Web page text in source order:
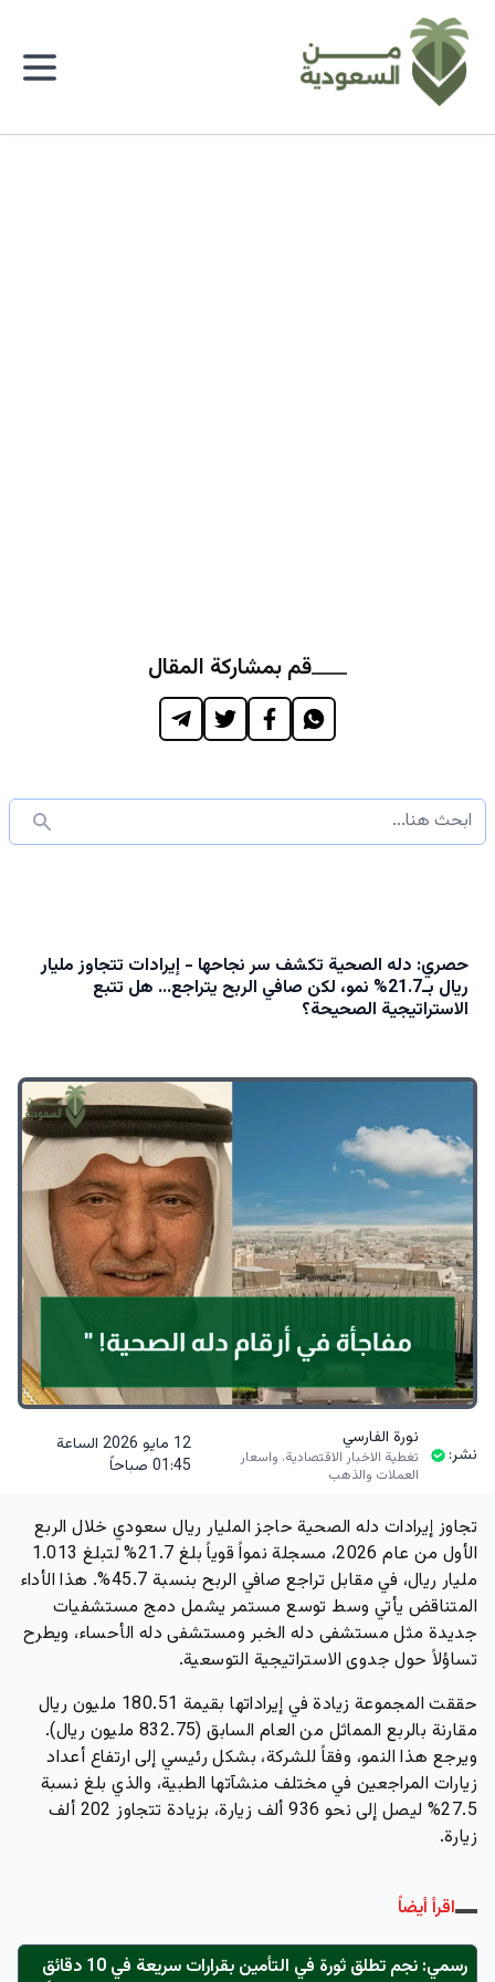
قم بمشاركة المقال
حصري: دله الصحية تكشف سر نجاحها - إيرادات تتجاوز مليار
ريال بـ21.7% نمو، لكن صافي الربح يتراجع… هل تتبع
الاستراتيجية الصحيحة؟
نشر:
نورة الفارسي
تغطية الاخبار الاقتصادية، واسعار
العملات والذهب
12 مايو 2026 الساعة
01:45 صباحاً
تجاوز إيرادات دله الصحيةحاجز المليار ريال سعودي خلال الربع
الأول من عام 2026، مسجلة نمواً قوياً بلغ 21.7% لتبلغ 1.013
مليار ريال، في مقابل تراجع صافي الربح بنسبة 45.7%. هذا الأداء
المتناقض يأتي وسط توسع مستمر يشمل دمج مستشفيات
جديدة مثل مستشفى دله الخبرومستشفى دله الأحساء، ويطرح
تساؤلاً حول جدوى الاستراتيجية التوسعية.
حققت المجموعة زيادة في إيراداتها بقيمة 180.51 مليون ريال
مقارنة بالربع المماثل من العام السابق (832.75 مليون ريال).
ويرجع هذا النمو، وفقاً للشركة، بشكل رئيسي إلى ارتفاع أعداد
زيارات المراجعين في مختلف منشآتها الطبية، والذي بلغ نسبة
27.5% ليصل إلى نحو
936 ألف زيارة
، بزيادة تتجاوز 202 ألف
زيارة.
اقرأ أيضاً
رسمي: نجم تطلق ثورة في التأمين بقرارات سريعة في 10 دقائق